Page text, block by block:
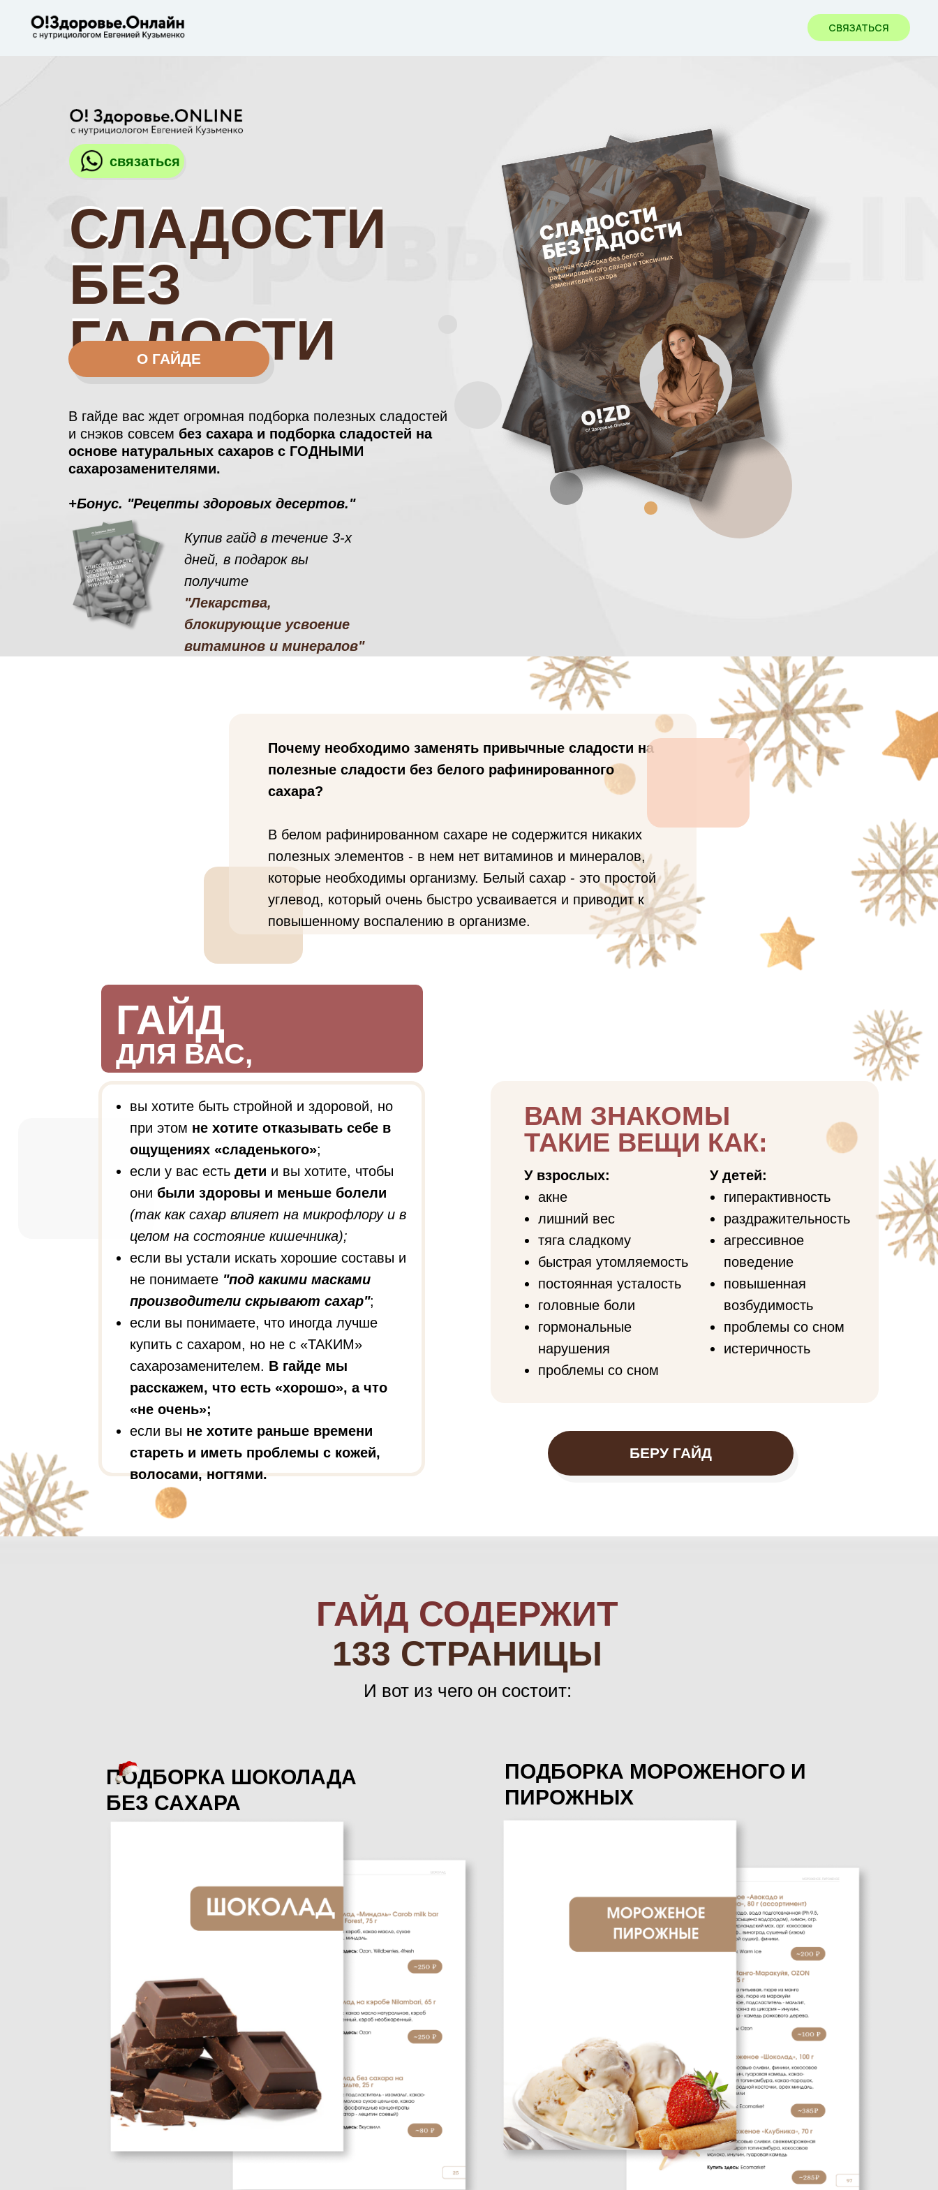
СВЯЗАТЬСЯ
СЛАДОСТИ
БЕЗ
ГАДОСТИ
СЛАДОСТИ
БЕЗ
ГАДОСТИ
О ГАЙДЕ
В гайде вас ждет огромная подборка полезных сладостей
и снэков совсем без сахара и подборка сладостей на
основе натуральных сахаров с ГОДНЫМИ
сахарозаменителями.
+Бонус. "Рецепты здоровых десертов."
Купив гайд в течение 3-х
дней, в подарок вы
получите
"Лекарства,
блокирующие усвоение
витаминов и минералов"
связаться
БЕРУ ГАЙД
ДЛЯ ВАС,
ЕСЛИ:
ГАЙД
вы хотите быть стройной и здоровой, но
при этом не хотите отказывать себе в
ощущениях «сладенького»;
если у вас есть дети и вы хотите, чтобы
они были здоровы и меньше болели
(так как сахар влияет на микрофлору и в
целом на состояние кишечника);
если вы устали искать хорошие составы и
не понимаете "под какими масками
производители скрывают сахар";
если вы понимаете, что иногда лучше
купить с сахаром, но не с «ТАКИМ»
сахарозаменителем. В гайде мы
расскажем, что есть «хорошо», а что
«не очень»;
если вы не хотите раньше времени
стареть и иметь проблемы с кожей,
волосами, ногтями.
У взрослых:
акне
лишний вес
тяга сладкому
быстрая утомляемость
постоянная усталость
головные боли
гормональные
нарушения
проблемы со сном
ВАМ ЗНАКОМЫ
ТАКИЕ ВЕЩИ КАК:
У детей:
гиперактивность
раздражительность
агрессивное
поведение
повышенная
возбудимость
проблемы со сном
истеричность
Почему необходимо заменять привычные сладости на
полезные сладости без белого рафинированного
сахара?
В белом рафинированном сахаре не содержится никаких
полезных элементов - в нем нет витаминов и минералов,
которые необходимы организму. Белый сахар - это простой
углевод, который очень быстро усваивается и приводит к
повышенному воспалению в организме.
ПОДБОРКА МОРОЖЕНОГО И
ПИРОЖНЫХ
ГАЙД СОДЕРЖИТ
133 СТРАНИЦЫ
И вот из чего он состоит:
ПОДБОРКА ШОКОЛАДА
БЕЗ САХАРА